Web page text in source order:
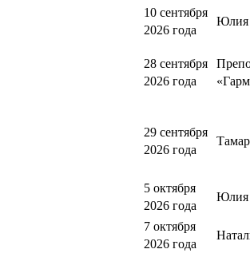
10 сентября
2026 года
Юлия
28 сентября
2026 года
29 сентября
2026 года
5 октября
2026 года
Юлия
7 октября
2026 года